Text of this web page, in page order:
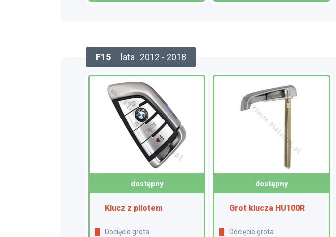
F15 lata 2012 - 2018
dostępny
Klucz z pilotem
Docięcie grota
dostępny
Grot klucza HU100R
Docięcie grota